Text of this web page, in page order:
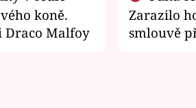
koně.
Draco Malfoy
Zarazilo
smlouvě